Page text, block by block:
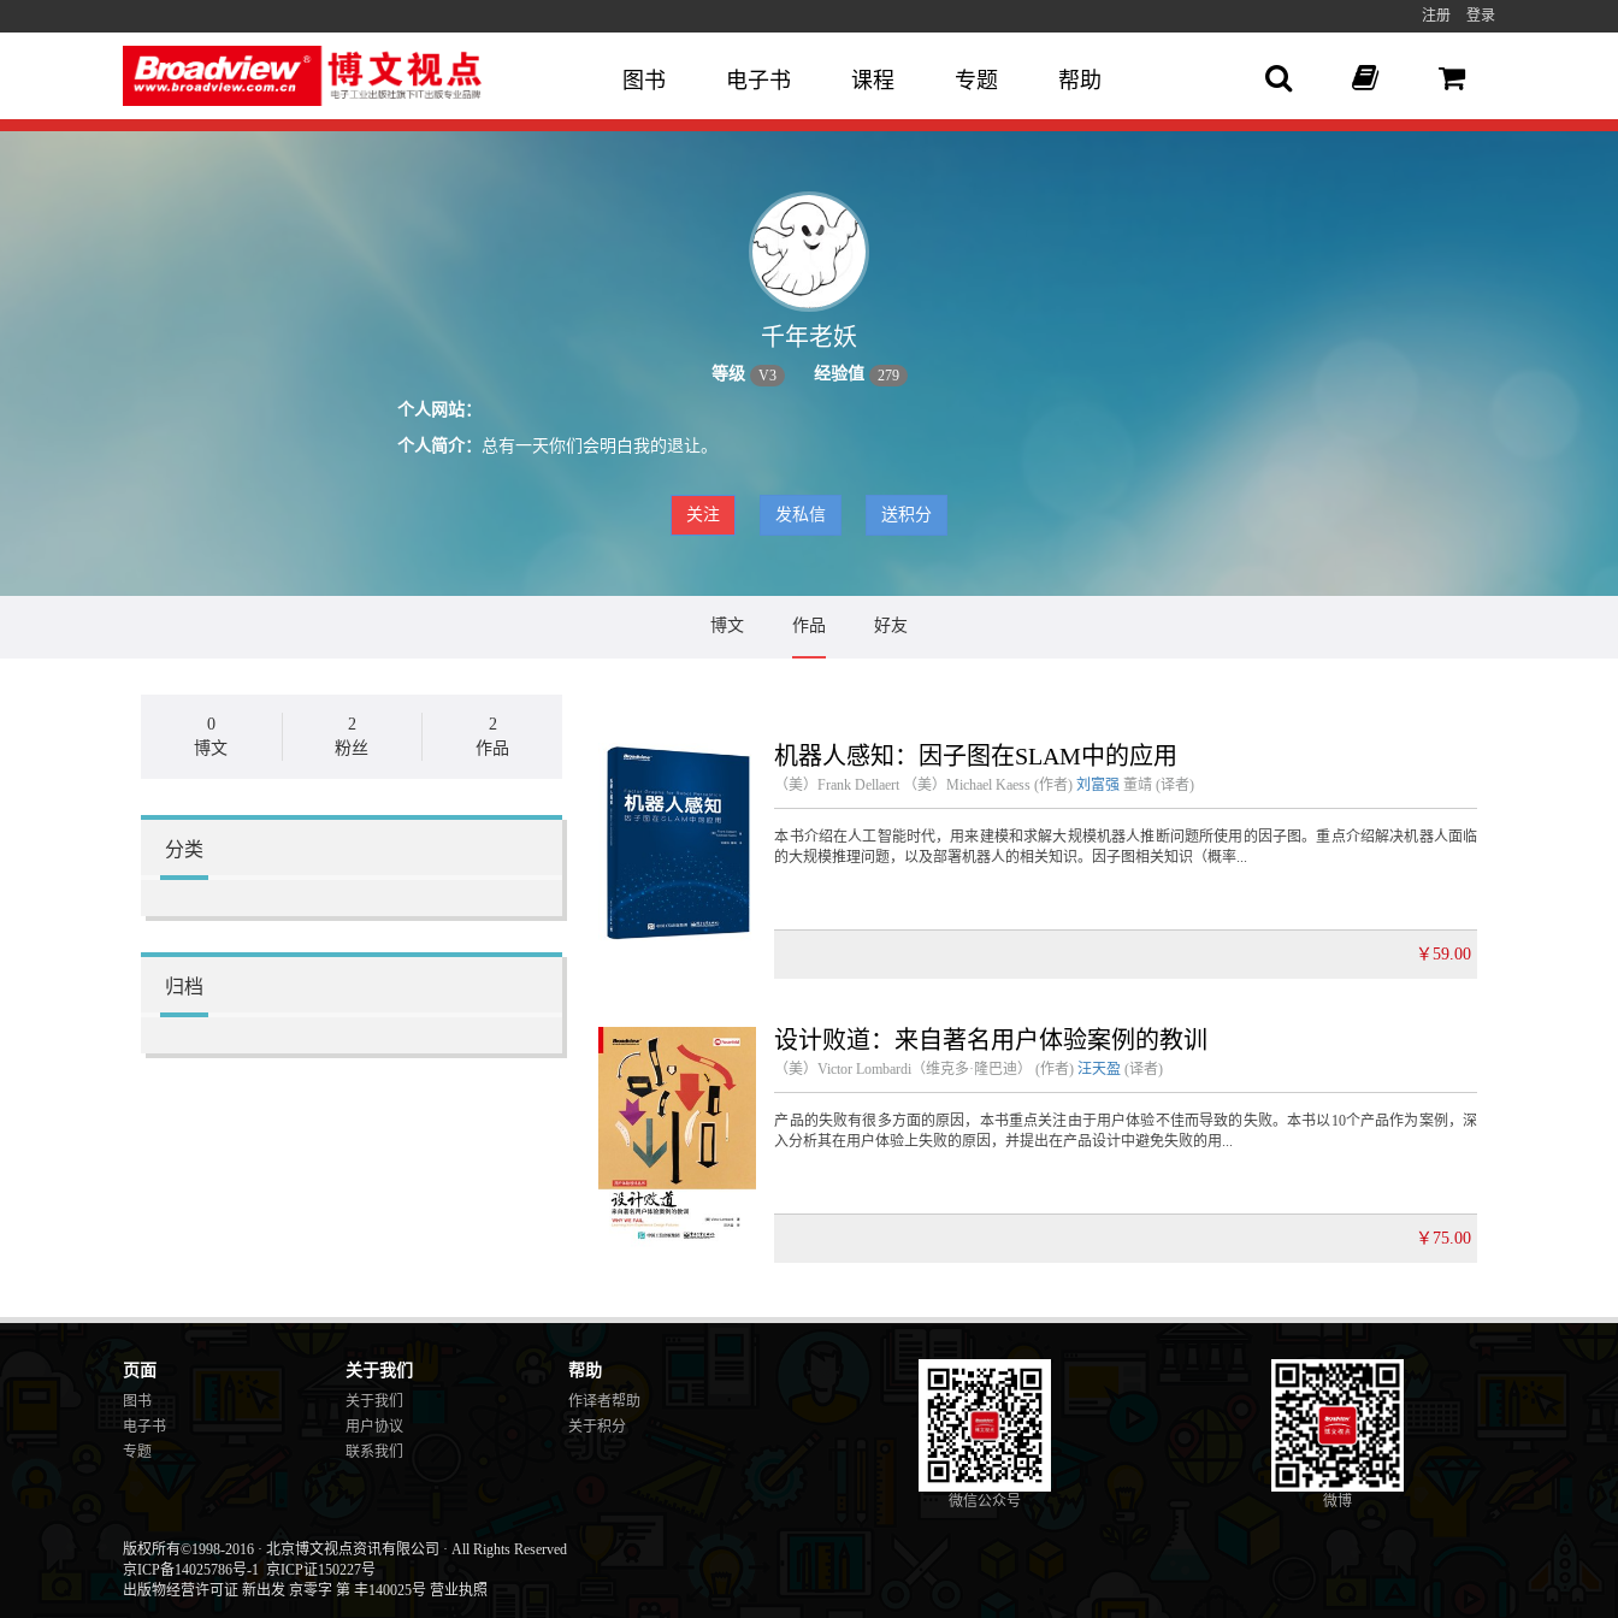
注册 登录
图书 电子书 课程 专题 帮助
千年老妖
等级 V3 经验值 279
个人网站：
个人简介： 总有一天你们会明白我的退让。
关注 发私信 送积分
博文 作品 好友
0
博文
2
粉丝
2
作品
分类
归档
机器人感知：因子图在SLAM中的应用
（美）Frank Dellaert （美）Michael Kaess(作者)刘富强 董靖(译者)
本书介绍在人工智能时代，用来建模和求解大规模机器人推断问题所使用的因子图。重点介绍解决机器人面临
的大规模推理问题，以及部署机器人的相关知识。因子图相关知识（概率...
￥59.00
设计败道：来自著名用户体验案例的教训
（美）Victor Lombardi（维克多·隆巴迪） (作者)汪天盈 (译者)
产品的失败有很多方面的原因，本书重点关注由于用户体验不佳而导致的失败。本书以10个产品作为案例，深
入分析其在用户体验上失败的原因，并提出在产品设计中避免失败的用...
￥75.00
页面
图书
电子书
专题
关于我们
关于我们
用户协议
联系我们
帮助
作译者帮助
关于积分
微信公众号 微博
版权所有©1998-2016 · 北京博文视点资讯有限公司 · All Rights Reserved
京ICP备14025786号-1 京ICP证150227号
出版物经营许可证 新出发 京零字 第 丰140025号 营业执照